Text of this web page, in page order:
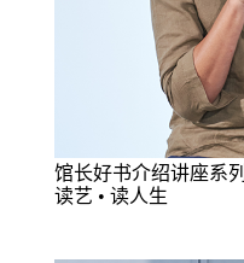
馆长好书介绍讲座系列
读艺 • 读人生